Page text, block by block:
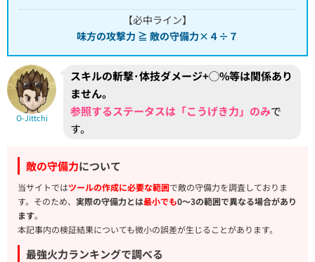
【必中ライン】
味方の攻撃力 ≧ 敵の守備力×４÷７
O-Jittchi
スキルの斬撃･体技ダメージ+◯%等は関係あり
ません。
参照するステータスは「こうげき力」のみで
す。
敵の守備力について
当サイトではツールの作成に必要な範囲で敵の守備力を調査しておりま
す。そのため、 実際の守備力とは最小でも0～3の範囲で異なる場合があり
ます。
本記事内の検証結果についても微小の誤差が生じることがあります。
最強火力ランキングで調べる